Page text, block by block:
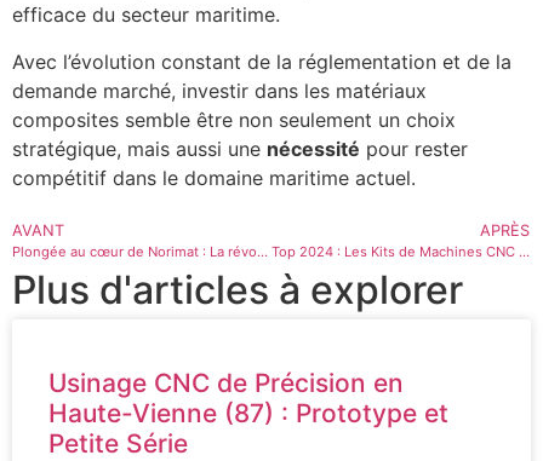
efficace du secteur maritime.
Avec l’évolution constant de la réglementation et de la
demande marché, investir dans les matériaux
composites semble être non seulement un choix
stratégique, mais aussi une nécessité pour rester
compétitif dans le domaine maritime actuel.
AVANT
Plongée au cœur de Norimat : La révolution du frittage flash pour une production ultra-rapide
APRÈS
Top 2024 : Les Kits de Machines CNC DIY Indispensables
Plus d'articles à explorer
Usinage CNC de Précision en
Haute-Vienne (87) : Prototype et
Petite Série